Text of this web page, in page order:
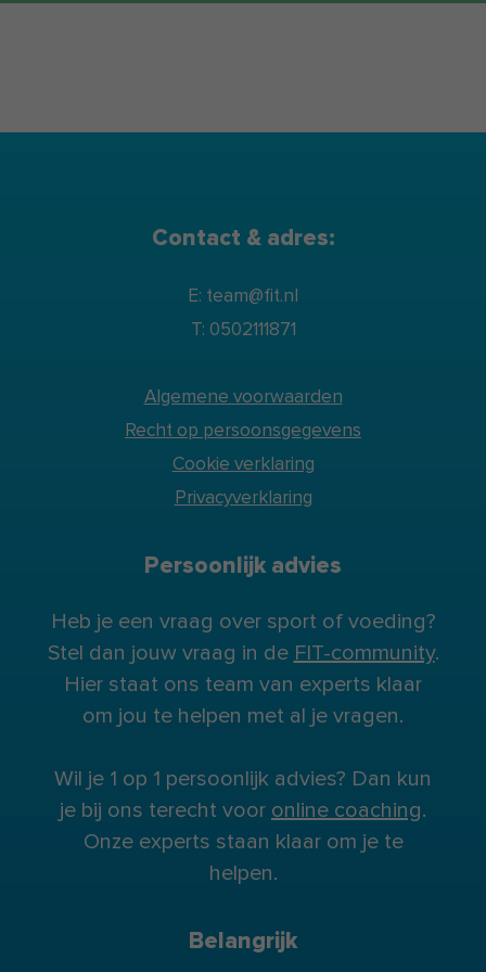
Contact & adres:
E: team@fit.nl
T: 0502111871
Algemene voorwaarden
Recht op persoonsgegevens
Cookie verklaring
Privacyverklaring
Persoonlijk advies
Heb je een vraag over sport of voeding?
Stel dan jouw vraag in de FIT-community.
Hier staat ons team van experts klaar
om jou te helpen met al je vragen.
Wil je 1 op 1 persoonlijk advies? Dan kun
je bij ons terecht voor online coaching.
Onze experts staan klaar om je te
helpen.
Belangrijk